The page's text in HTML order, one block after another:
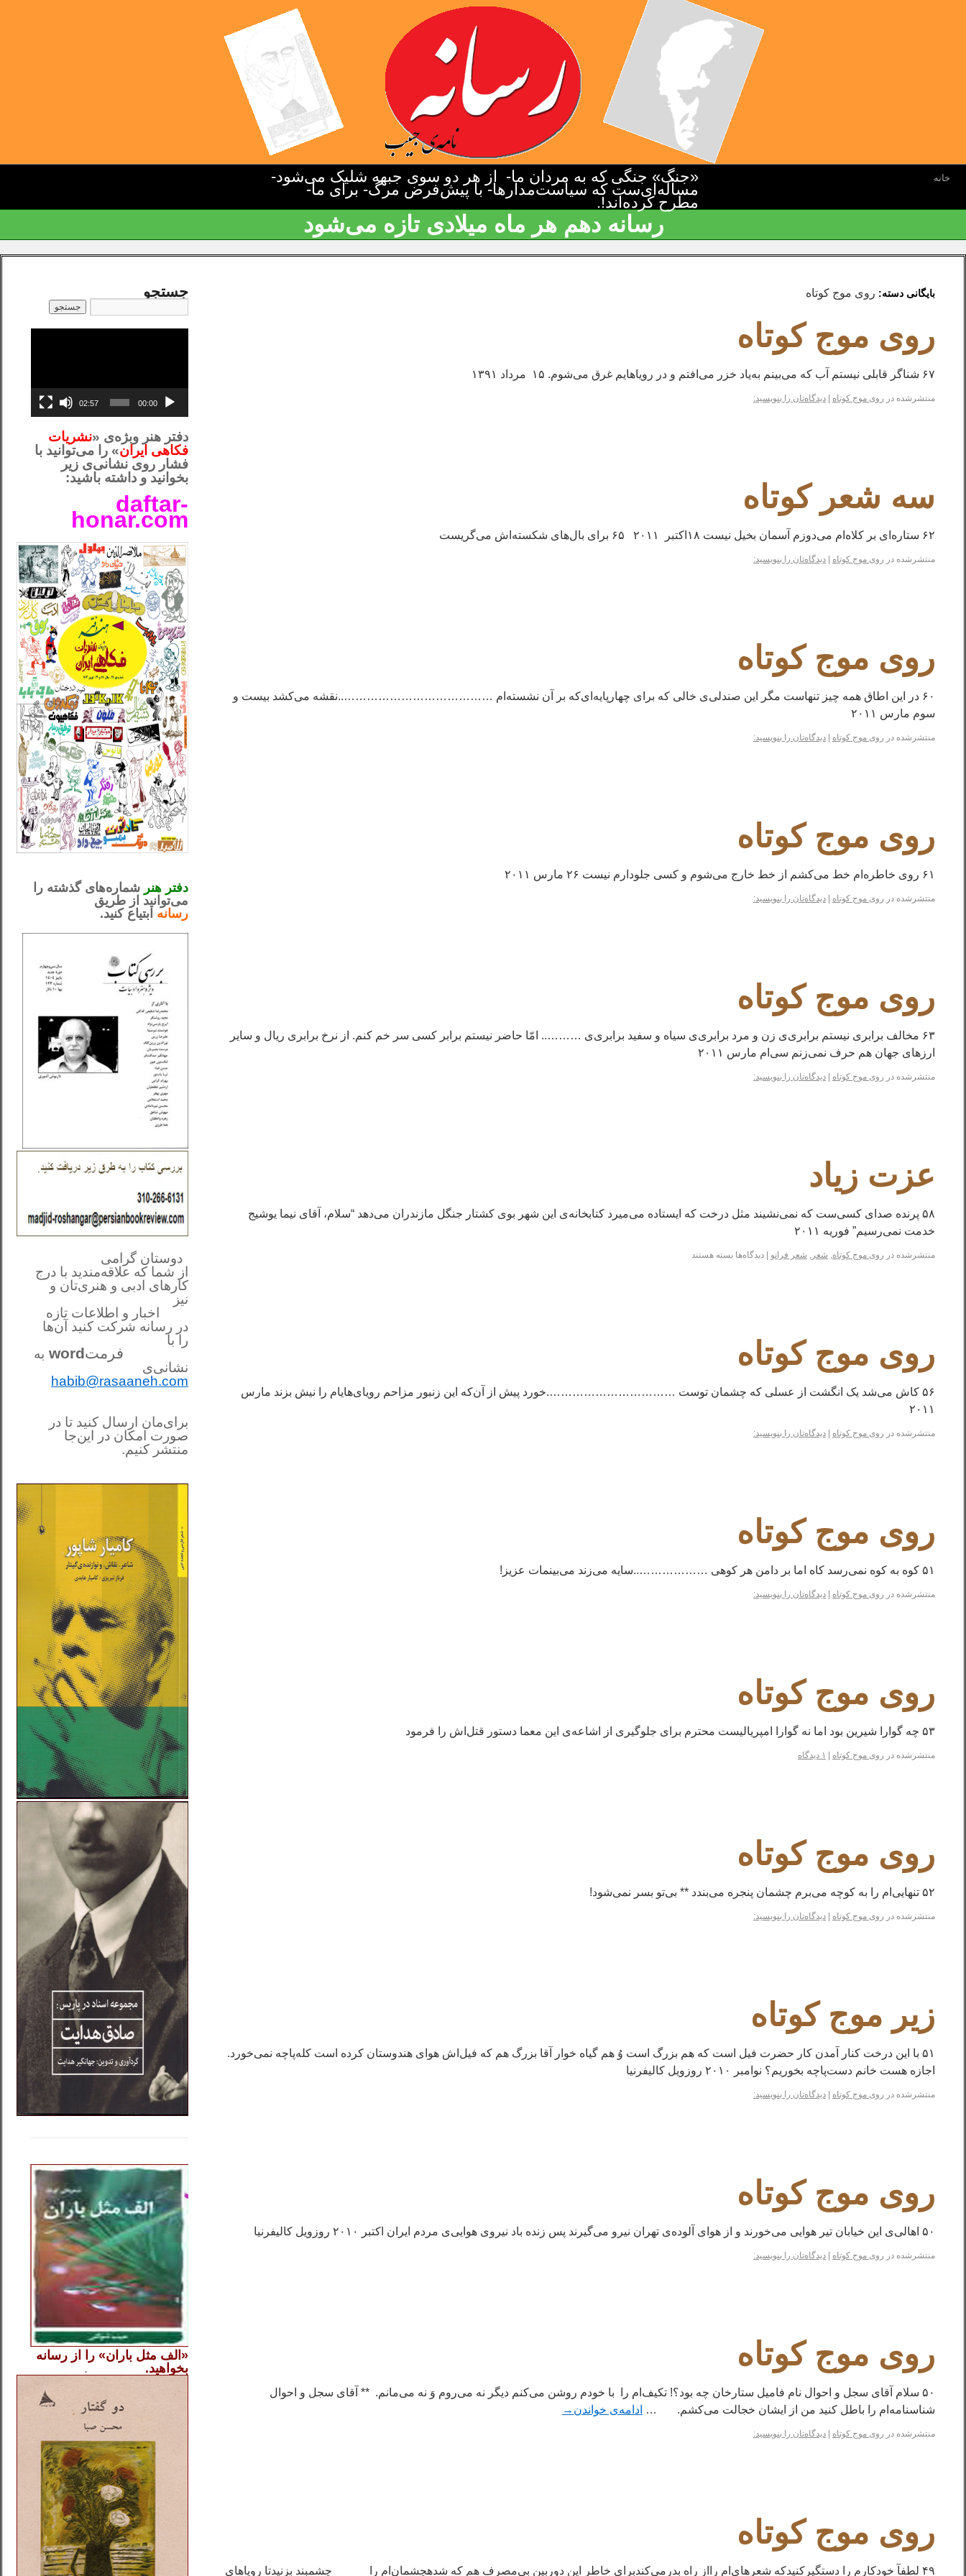
خانه «جنگ» جنگی که به مردان ما- از هر دو سوی جبهه شلیک می‌شود-
مسأله‌ای‌ست که سیاست‌مدارها- با پیش‌فرض مرگ- برای ما-
مطرح کرده‌اند!.
رسانه دهم هر ماه میلادی تازه می‌شود
بایگانی دسته: روی موج کوتاه
روی موج کوتاه
۶۷ شناگر قابلی نیستم آب که می‌بینم به‌یاد خزر می‌افتم و در رویاهایم غرق می‌شوم. ۱۵ مرداد ۱۳۹۱
منتشرشده در روی موج کوتاه دیدگاه‌تان را بنویسید:
سه شعر کوتاه
۶۲ ستاره‌ای بر کلاه‌ام می‌دوزم آسمان بخیل نیست ۱۸اکتبر ۲۰۱۱ ۶۵ برای بال‌های شکسته‌اش می‌گریست
منتشرشده در روی موج کوتاه دیدگاه‌تان را بنویسید:
روی موج کوتاه
۶۰ در این اطاق همه چیز تنهاست مگر این صندلی‌ی خالی که برای چهارپایه‌ای‌که بر آن نشسته‌ام …………………………………..نقشه می‌کشد بیست و
سوم مارس ۲۰۱۱
منتشرشده در روی موج کوتاه دیدگاه‌تان را بنویسید:
روی موج کوتاه
۶۱ روی خاطره‌ام خط می‌کشم از خط خارج می‌شوم و کسی جلودارم نیست ۲۶ مارس ۲۰۱۱
منتشرشده در روی موج کوتاه دیدگاه‌تان را بنویسید:
روی موج کوتاه
۶۳ مخالف برابری نیستم برابری‌ی زن و مرد برابری‌ی سیاه و سفید برابری‌ی ……….. امّا حاضر نیستم برابر کسی سر خم کنم. از نرخ برابری ریال و سایر
ارزهای جهان هم حرف نمی‌زنم سی‌ام مارس ۲۰۱۱
منتشرشده در روی موج کوتاه دیدگاه‌تان را بنویسید:
عزت زیاد
۵۸ پرنده صدای کسی‌ست که نمی‌نشیند مثل درخت‌ که ایستاده می‌میرد کتابخانه‌ی این شهر بوی کشتار جنگل مازندران می‌دهد “سلام، آقای نیما یوشیج
خدمت نمی‌رسیم” فوریه ۲۰۱۱
منتشرشده در روی موج کوتاه, شعر , شعر فرانو دیدگاه‌ها بسته هستند
روی موج کوتاه
۵۶ کاش می‌شد یک انگشت از عسلی که چشمان توست …………………………….خورد پیش از آن‌که این زنبور مزاحم رویای‌های‎ام را نیش بزند مارس
۲۰۱۱
منتشرشده در روی موج کوتاه دیدگاه‌تان را بنویسید:
روی موج کوتاه
۵۱ کوه به کوه نمی‌رسد کاه اما بر دامن هر کوهی ………………..سایه می‌زند می‌بینم‎ات عزیز!
منتشرشده در روی موج کوتاه دیدگاه‌تان را بنویسید:
روی موج کوتاه
۵۳ چه گوارا شیرین بود اما نه گوارا امپریالیست محترم برای جلوگیری‌ از اشاعه‌ی این معما دستور قتل‌اش را فرمود
منتشرشده در روی موج کوتاه ۱ دیدگاه
روی موج کوتاه
۵۲ تنهایی‌ام را به کوچه می‌برم چشمان پنجره می‌بندد ** بی‌تو بسر نمی‌شود!
منتشرشده در روی موج کوتاه دیدگاه‌تان را بنویسید:
زیر موج کوتاه
۵۱ با این درخت کنار آمدن کار حضرت فیل است که هم بزرگ است وُ هم گیاه خوار آقا بزرگ هم که فیل‌اش هوای هندوستان کرده است کله‌پاچه نمی‌خورد.
اجازه هست خانم دست‌پاچه بخوریم؟ نوامبر ۲۰۱۰ روزویل کالیفرنیا
منتشرشده در روی موج کوتاه دیدگاه‌تان را بنویسید:
روی موج کوتاه
۵۰ اهالی‌ی این خیابان تیر هوایی می‌خورند و از هوای آلوده‌ی تهران نیرو می‌گیرند پس زنده باد نیروی هوایی‌ی مردم ایران اکتبر ۲۰۱۰ روزویل کالیفرنیا
منتشرشده در روی موج کوتاه دیدگاه‌تان را بنویسید:
روی موج کوتاه
۵۰ سلام آقای سجل و احوال نام فامیل ستارخان چه بود؟! تکیف‌ام را با خودم روشن می‌کنم دیگر نه می‌روم وَ نه می‌مانم. ** آقای سجل و احوال
شناسنامه‌ام را باطل کنید من از ایشان خجالت می‌کشم. … ادامه‌ی خواندن →
منتشرشده در روی موج کوتاه دیدگاه‌تان را بنویسید:
روی موج کوتاه
۴۹ لطفآ خودکارم را دستگیرکنیدکه شعرهای‌ام رااز راه بدرمی‌کندبرای خاطر این دوربین بی‌مصرف هم که شدهچشمان‌ام را چشمبند بزنیدتا رویاهای
جستجو
00:00
02:57
دفتر هنر وبژه‌ی «نشریات
فکاهی ایران» را می‌توانید با
فشار روی نشانی‌ی زیر
بخوانید و داشته باشید:
daftar-
honar.com
دفتر هنر شماره‌های گذشته را
می‌توانید از طریق
رسانه ابتیاع کنید.
دوستان گرامی
از شما که علاقه‌مندید با درج
کارهای‌ ادبی و هنری‌تان و
نیز
اخبار و اطلاعات تازه
در رسانه شرکت کنید آن‌ها
را با
فرمتword به
نشانی‌ی
habib@rasaaneh.com
برای‌مان ارسال کنید تا در
صورت امکان در این‌جا
منتشر کنیم.
«الف مثل باران» را از رسانه
بخواهید.
.